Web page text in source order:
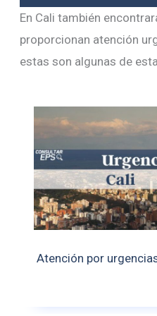
En Cali también
proporcionan atención
estas son algunas de
Atención por